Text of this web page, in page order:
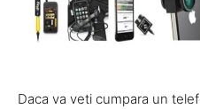
Daca va veti cumpara un